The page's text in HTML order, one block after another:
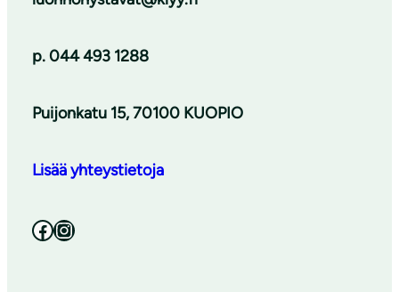
p. 044 493 1288
Puijonkatu 15, 70100 KUOPIO
Lisää yhteystietoja
Facebook Instagram